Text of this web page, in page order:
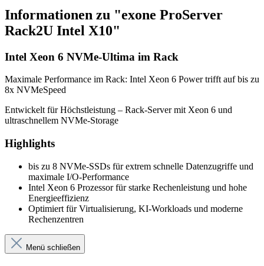
Informationen zu "exone ProServer
Rack2U Intel X10"
Intel Xeon 6 NVMe-Ultima im Rack
Maximale Performance im Rack: Intel Xeon 6 Power trifft auf bis zu
8x NVMeSpeed
Entwickelt für Höchstleistung – Rack-Server mit Xeon 6 und
ultraschnellem NVMe-Storage
Highlights
bis zu 8 NVMe-SSDs für extrem schnelle Datenzugriffe und
maximale I/O-Performance
Intel Xeon 6 Prozessor für starke Rechenleistung und hohe
Energieeffizienz
Optimiert für Virtualisierung, KI-Workloads und moderne
Rechenzentren
Menü schließen